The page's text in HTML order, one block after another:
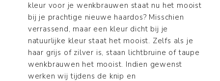
kleur voor je wenkbrauwen staat nu het mooist
bij je prachtige nieuwe haardos? Misschien
verrassend, maar een kleur dicht bij je
natuurlijke kleur staat het mooist. Zelfs als je
haar grijs of zilver is, staan lichtbruine of taupe
wenkbrauwen het mooist. Indien gewenst
werken wij tijdens de knip en